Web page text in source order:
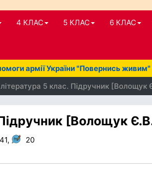
4 КЛАС 5 КЛАС 6 КЛАС
армії України "Повернись
5 клас. Підручник [Волощук
[Волощук
20